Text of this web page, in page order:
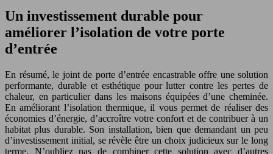
Un investissement durable pour
améliorer l’isolation de votre porte
d’entrée
En résumé, le joint de porte d’entrée encastrable offre une solution
performante, durable et esthétique pour lutter contre les pertes de
chaleur, en particulier dans les maisons équipées d’une cheminée.
En améliorant l’isolation thermique, il vous permet de réaliser des
économies d’énergie, d’accroître votre confort et de contribuer à un
habitat plus durable. Son installation, bien que demandant un peu
d’investissement initial, se révèle être un choix judicieux sur le long
terme. N’oubliez pas de combiner cette solution avec d’autres